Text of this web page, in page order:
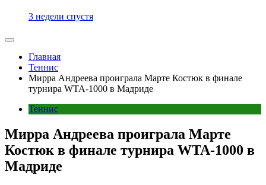
3 недели спустя
Главная
Теннис
Мирра Андреева проиграла Марте Костюк в финале
турнира WTA-1000 в Мадриде
Теннис
Мирра Андреева проиграла Марте
Костюк в финале турнира WTA-1000 в
Мадриде